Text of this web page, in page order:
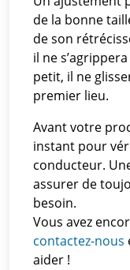
de la bonne
de son
il ne
petit, il ne
premier lieu.
Avant votre
instant pour
conducteur.
assurer de
besoin.
Vous avez
contactez-nous
aider !